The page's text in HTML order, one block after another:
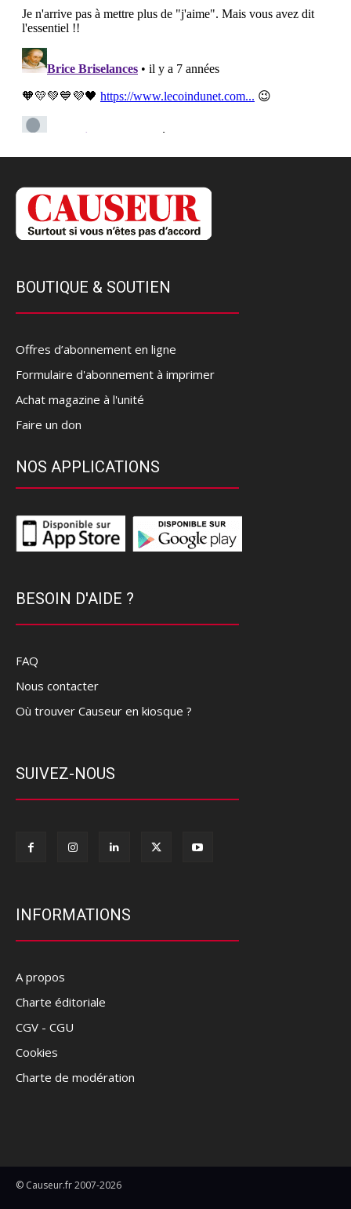
BOUTIQUE & SOUTIEN
Offres d’abonnement en ligne
Formulaire d'abonnement à imprimer
Achat magazine à l'unité
Faire un don
NOS APPLICATIONS
BESOIN D'AIDE ?
FAQ
Nous contacter
Où trouver Causeur en kiosque ?
SUIVEZ-NOUS
INFORMATIONS
A propos
Charte éditoriale
CGV - CGU
Cookies
Charte de modération
© Causeur.fr 2007-2026